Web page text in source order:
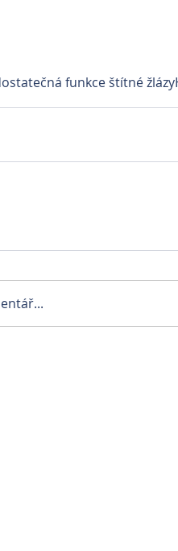
funkce štítné žlázy